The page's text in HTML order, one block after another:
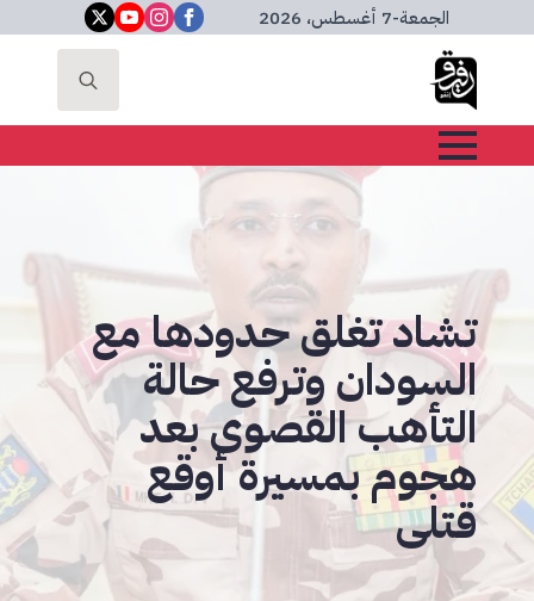
الجمعة-7 أغسطس، 2026
Search
تشاد تغلق حدودها مع
السودان وترفع حالة
التأهب القصوى بعد
هجوم بمسيرة أوقع
قتلى